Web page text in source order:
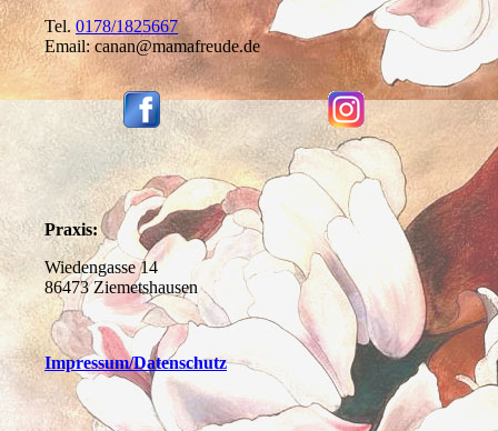
Tel.0178/1825667
Email: canan@mamafreude.de
Praxis:
Wiedengasse 14
86473 Ziemetshausen
Impressum/Datenschutz